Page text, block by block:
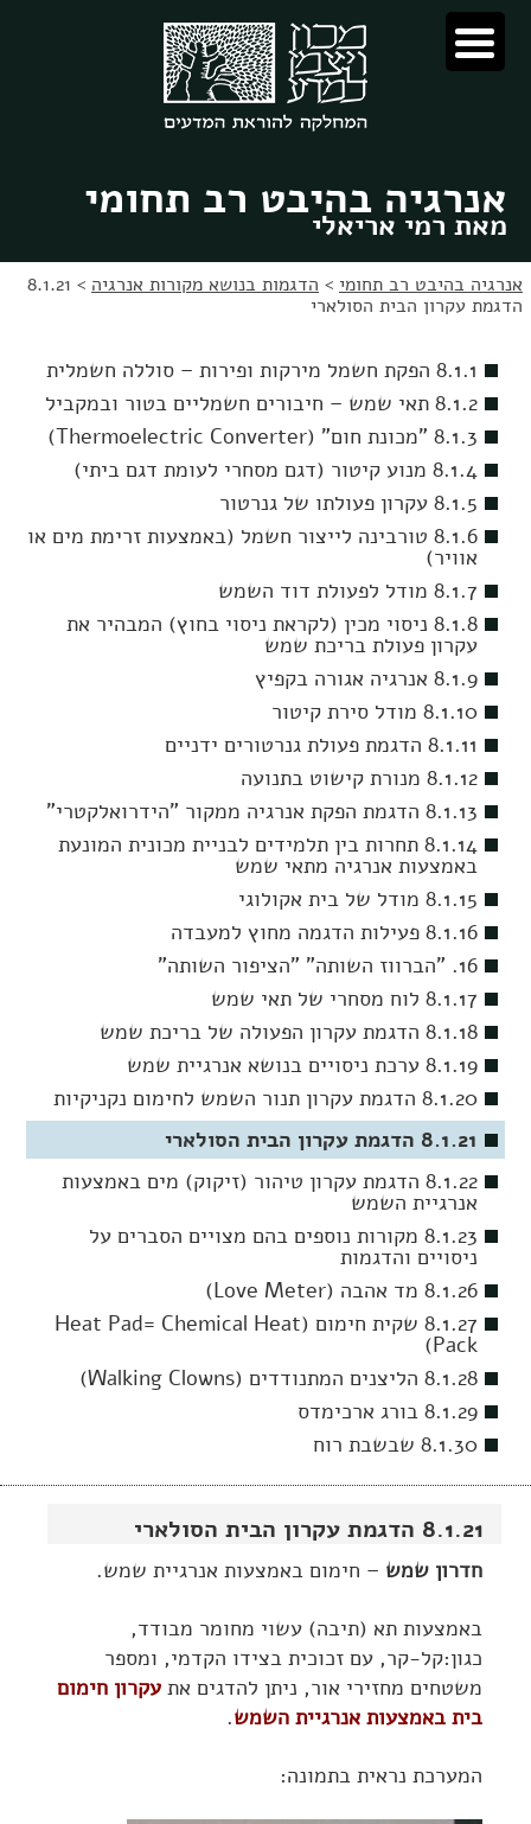
לתוכן
לניווט
אנרגיה בהיבט רב תחומי
מאת רמי אריאלי
אנרגיה בהיבט רב תחומי > הדגמות בנושא מקורות אנרגיה >
8.1.21
הדגמת עקרון הבית הסולארי
8.1.21 הדגמת עקרון הבית הסולארי
חדרון שמש – חימום באמצעות אנרגיית שמש.
באמצעות תא (תיבה) עשוי מחומר מבודד,
כגון:קל-קר, עם זכוכית בצידו הקדמי, ומספר
משטחים מחזירי אור, ניתן להדגים את עקרון חימום
בית באמצעות אנרגיית השמש.
המערכת נראית בתמונה:
8.1.1 הפקת חשמל מירקות ופירות – סוללה חשמלית
8.1.2 תאי שמש – חיבורים חשמליים בטור ובמקביל
8.1.3 "מכונת חום" (Thermoelectric Converter)
8.1.4 מנוע קיטור (דגם מסחרי לעומת דגם ביתי)
8.1.5 עקרון פעולתו של גנרטור
8.1.6 טורבינה לייצור חשמל (באמצעות זרימת מים או
אוויר)
8.1.7 מודל לפעולת דוד השמש
8.1.8 ניסוי מכין (לקראת ניסוי בחוץ) המבהיר את
עקרון פעולת בריכת שמש
8.1.9 אנרגיה אגורה בקפיץ
8.1.10 מודל סירת קיטור
8.1.11 הדגמת פעולת גנרטורים ידניים
8.1.12 מנורת קישוט בתנועה
8.1.13 הדגמת הפקת אנרגיה ממקור "הידרואלקטרי"
8.1.14 תחרות בין תלמידים לבניית מכונית המונעת
באמצעות אנרגיה מתאי שמש
8.1.15 מודל של בית אקולוגי
8.1.16 פעילות הדגמה מחוץ למעבדה
16. "הברווז השותה" "הציפור השותה"
8.1.17 לוח מסחרי של תאי שמש
8.1.18 הדגמת עקרון הפעולה של בריכת שמש
8.1.19 ערכת ניסויים בנושא אנרגיית שמש
8.1.20 הדגמת עקרון תנור השמש לחימום נקניקיות
8.1.21 הדגמת עקרון הבית הסולארי
8.1.22 הדגמת עקרון טיהור (זיקוק) מים באמצעות
אנרגיית השמש
8.1.23 מקורות נוספים בהם מצויים הסברים על
ניסויים והדגמות
8.1.26 מד אהבה (Love Meter)
8.1.27 שקית חימום (Heat Pad= Chemical Heat
Pack)
8.1.28 הליצנים המתנודדים (Walking Clowns)
8.1.29 בורג ארכימדס
8.1.30 שבשבת רוח